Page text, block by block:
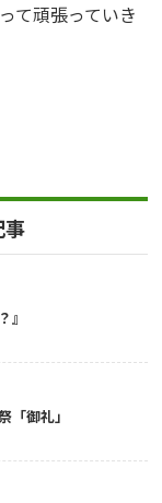
て頑張っていき
事
』
「御礼」